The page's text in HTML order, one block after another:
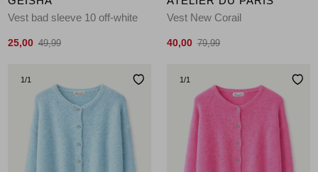
Vest bad sleeve 10 off-white
25,00 49,99
Vest New Corail
40,00 79,99
1/1 1/1